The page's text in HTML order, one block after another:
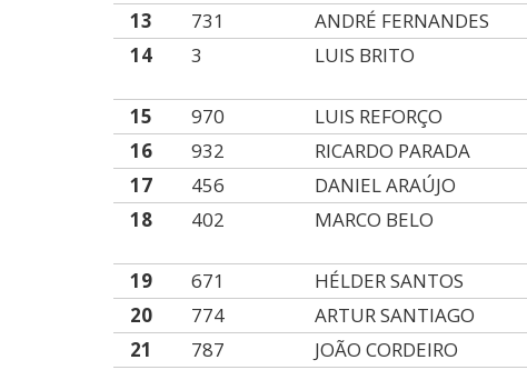
13 731 ANDRÉ FERNANDES
14
3 LUIS BRITO
15 970 LUIS REFORÇO
16
932 RICARDO PARADA
17
456 DANIEL ARAÚJO
18
402 MARCO BELO
19 671 HÉLDER SANTOS
20
774 ARTUR SANTIAGO
21
787 JOÃO CORDEIRO